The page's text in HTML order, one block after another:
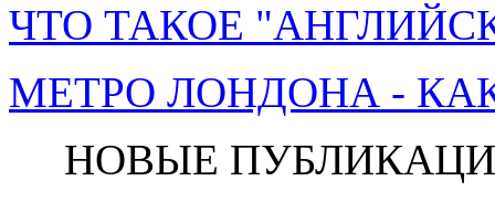
ЧТО ТАКОЕ
МЕТРО ЛОНДОНА -
НОВЫЕ